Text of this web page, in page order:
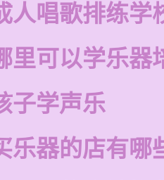
人唱歌排练学
里可以学乐器
子学声乐
乐器的店有哪